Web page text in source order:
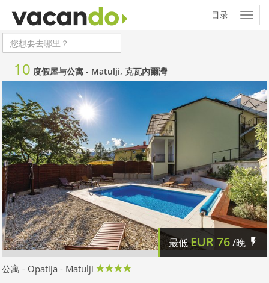
10 度假屋与公寓 - Matulji, 克瓦內爾灣
最低EUR76/晚
公寓 - Opatija - Matulji